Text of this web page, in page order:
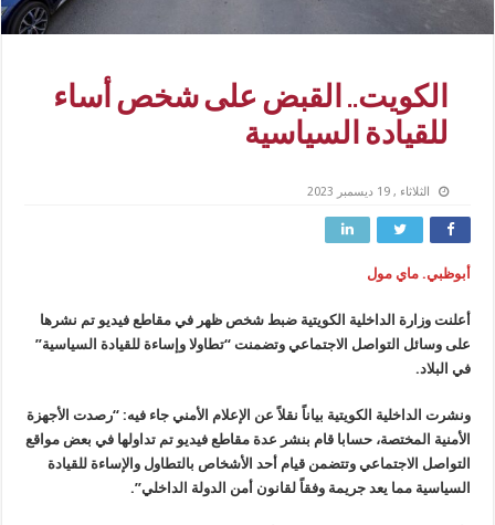
الكويت.. القبض على شخص أساء
للقيادة السياسية
الثلاثاء , 19 ديسمبر 2023
أبوظبي. ماي مول
أعلنت وزارة الداخلية الكويتية ضبط شخص ظهر في مقاطع فيديو تم نشرها
على وسائل التواصل الاجتماعي وتضمنت “تطاولا وإساءة للقيادة السياسية”
في البلاد.
ونشرت الداخلية الكويتية بياناً نقلاً عن الإعلام الأمني جاء فيه: “رصدت الأجهزة
الأمنية المختصة، حسابا قام بنشر عدة مقاطع فيديو تم تداولها في بعض مواقع
التواصل الاجتماعي وتتضمن قيام أحد الأشخاص بالتطاول والإساءة للقيادة
السياسية مما يعد جريمة وفقاً لقانون أمن الدولة الداخلي”.